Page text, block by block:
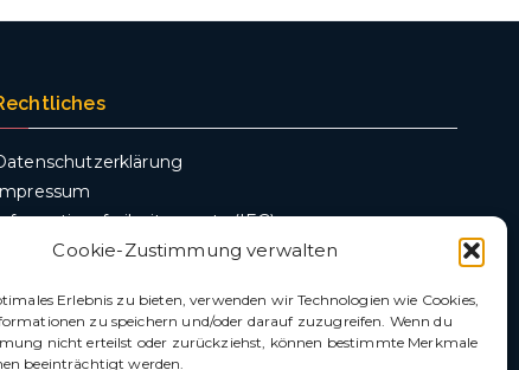
Cookie-Zustimmung verwalten
Erlebnis zu bieten, verwenden wir Technologien wie Cookies,
zu speichern und/oder darauf zuzugreifen. Wenn du
nicht erteilst oder zurückziehst, können bestimmte Merkmale
beeinträchtigt werden.
(IFG)